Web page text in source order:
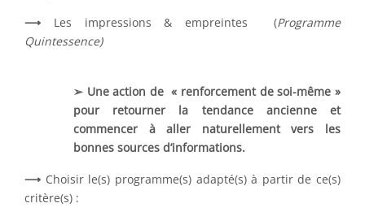
⟶ Les impressions & empreintes (Programme
Quintessence)
➢ Une action de « renforcement de soi-même »
pour retourner la tendance ancienne et
commencer à aller naturellement vers les
bonnes sources d’informations.
⟶ Choisir le(s) programme(s) adapté(s) à partir de ce(s)
critère(s) :